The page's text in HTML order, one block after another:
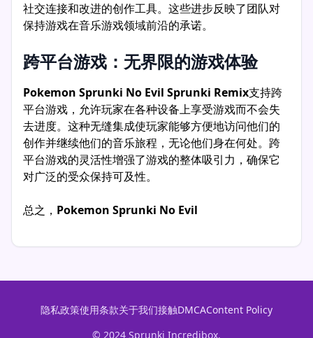
社交连接和改进的创作工具。这些进步反映了团队对
保持游戏在音乐游戏领域前沿的承诺。
跨平台游戏：无界限的游戏体验
Pokemon Sprunki No Evil Sprunki Remix支持跨
平台游戏，允许玩家在各种设备上享受游戏而不会失
去进度。这种无缝集成使玩家能够方便地访问他们的
创作并继续他们的音乐旅程，无论他们身在何处。跨
平台游戏的灵活性增强了游戏的整体吸引力，确保它
对广泛的受众保持可及性。
总之， Pokemon Sprunki No Evil
隐私政策使用条款关于我们接触DMCAContent Policy
© 2024 Sprunki Incredibox.